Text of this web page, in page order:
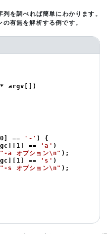
を調べれば簡単にわかります。
有無を解析する例です。
* argv[])
0 ] == '-' ) {
1 ] == 'a' )
"-a オプション\n" );
1 ] == 's' )
"-s オプション\n" );